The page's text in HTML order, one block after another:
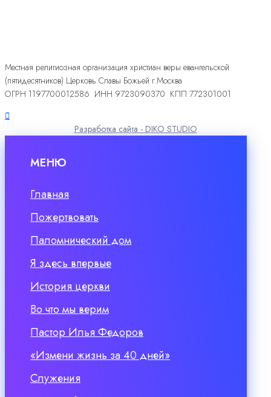
Местная религиозная организация христиан веры евангельской
(пятидесятников) Церковь Славы Божьей г.Москва
ОГРН 1197700012586 ИНН 9723090370 КПП 772301001
Разработка сайта - DIKO STUDIO
МЕНЮ
Главная
Пожертвовать
Паломнический дом
Я здесь впервые
История церкви
Во что мы верим
Пастор Илья Федоров
«Измени жизнь за 40 дней»
Служения